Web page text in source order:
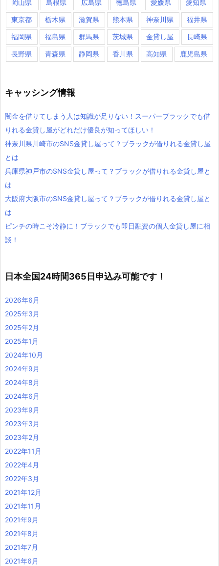
岡山県 島根県 広島県 徳島県 愛媛県 愛知県
東京都 栃木県 滋賀県 熊本県 神奈川県 福井県
福岡県 福島県 群馬県 茨城県 金貸し屋 長崎県
長野県 青森県 静岡県 香川県 高知県 鹿児島県
キャッシング情報
闇金を借りてしまう人は知識が足りない！スーパーブラックでも借
りれる金貸し屋がどれだけ優良が知ってほしい！
神奈川県川崎市のSNS金貸し屋って？ブラックが借りれる金貸し屋
とは
兵庫県神戸市のSNS金貸し屋って？ブラックが借りれる金貸し屋と
は
大阪府大阪市のSNS金貸し屋って？ブラックが借りれる金貸し屋と
は
ピンチの時こそ冷静に！ブラックでも即日融資の個人金貸し屋に相
談！
日本全国24時間365日申込み可能です！
2026年6月
2025年3月
2025年2月
2025年1月
2024年10月
2024年9月
2024年8月
2024年6月
2023年9月
2023年3月
2023年2月
2022年11月
2022年4月
2022年3月
2021年12月
2021年11月
2021年9月
2021年8月
2021年7月
2021年6月